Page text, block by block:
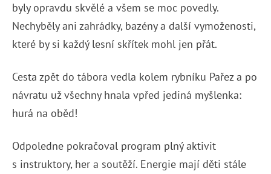
byly opravdu skvělé a všem se moc povedly.
Nechyběly ani zahrádky, bazény a další vymoženosti,
které by si každý lesní skřítek mohl jen přát.
Cesta zpět do tábora vedla kolem rybníku Pařez a po
návratu už všechny hnala vpřed jediná myšlenka:
hurá na oběd!
Odpoledne pokračoval program plný aktivit
s instruktory, her a soutěží. Energie mají děti stále